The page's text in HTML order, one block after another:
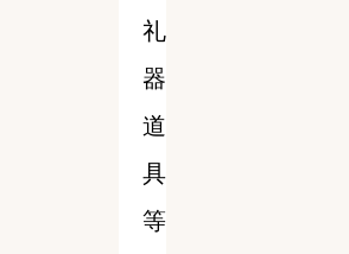
礼
器
道
具
等